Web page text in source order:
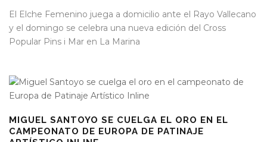
El Elche Femenino juega a domicilio ante el Rayo Vallecano
y el domingo se celebra una nueva edición del Cross
Popular Pins i Mar en La Marina
MIGUEL SANTOYO SE CUELGA EL ORO EN EL
CAMPEONATO DE EUROPA DE PATINAJE